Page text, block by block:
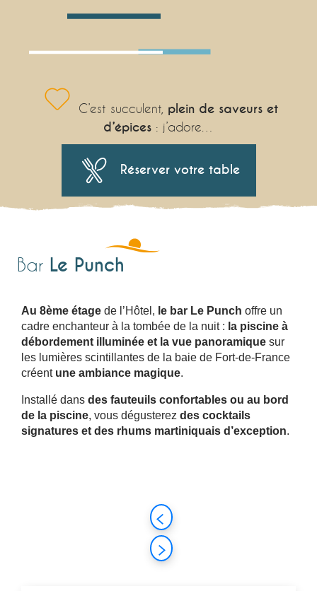
C’est succulent, plein de saveurs et
d’épices: j’adore…
Réserver votre table
Bar Le Punch
Au 8ème étage de l’Hôtel, le bar Le Punch offre un
cadre enchanteur à la tombée de la nuit : la piscine à
débordement illuminée et la vue panoramique sur
les lumières scintillantes de la baie de Fort-de-France
créent une ambiance magique.
Installé dans des fauteuils confortables ou au bord
de la piscine, vous dégusterez des cocktails
signatures et des rhums martiniquais d’exception.